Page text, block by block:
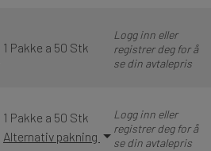
1 Pakke a 50 Stk
Logg inn eller
registrer deg for å
se din avtalepris
1 Pakke a 50 Stk
Alternativ pakning
Logg inn eller
registrer deg for å
se din avtalepris